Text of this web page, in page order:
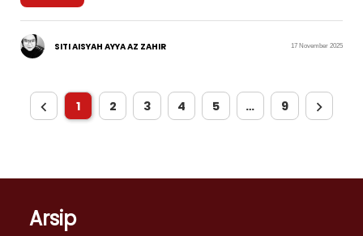
SITI AISYAH AYYA AZ ZAHIR 17 November 2025
1 2 3 4 5 … 9
Arsip